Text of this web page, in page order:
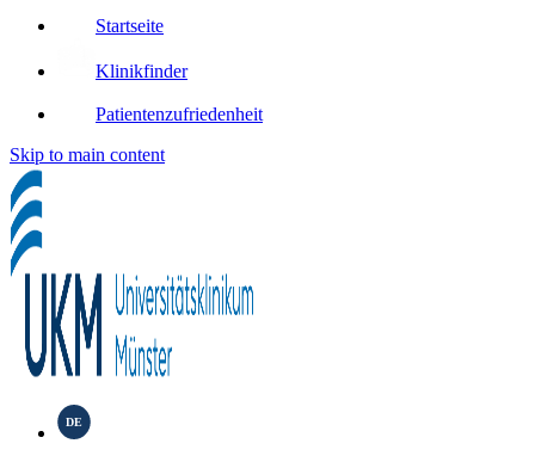
Startseite
Klinikfinder
Patientenzufriedenheit
Skip to main content
DE